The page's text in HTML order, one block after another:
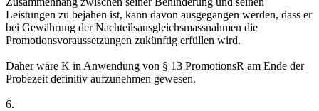
Leistungen zu bejahen ist, kann davon ausgegangen werden, dass er
bei Gewährung der Nachteilsausgleichsmassnahmen die
Promotionsvoraussetzungen zukünftig erfüllen wird.
Daher wäre K in Anwendung von § 13 PromotionsR am Ende der
Probezeit definitiv aufzunehmen gewesen.
6.